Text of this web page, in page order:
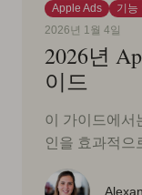
Apple Ads
기능
2026년 1월 4일
2026년
이드
이 가이드에서
인을 효과적으